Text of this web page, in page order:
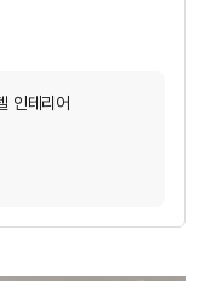
인테리어